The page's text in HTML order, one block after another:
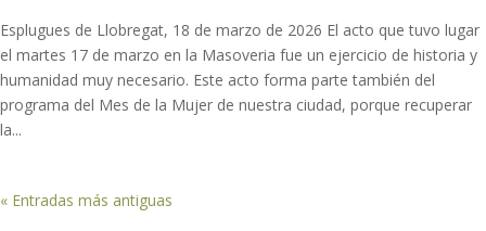
Esplugues de Llobregat, 18 de marzo de 2026 El acto que tuvo lugar
el martes 17 de marzo en la Masoveria fue un ejercicio de historia y
humanidad muy necesario. Este acto forma parte también del
programa del Mes de la Mujer de nuestra ciudad, porque recuperar
la...
« Entradas más antiguas